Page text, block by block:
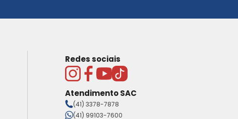
Redes sociais
Atendimento SAC
(41) 3378-7878
(41) 99103-7600